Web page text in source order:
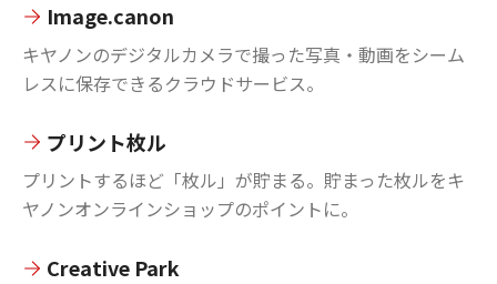
Image.canon
キヤノンのデジタルカメラで撮った写真・動画をシーム
レスに保存できるクラウドサービス。
プリント枚ル
プリントするほど「枚ル」が貯まる。貯まった枚ルをキ
ヤノンオンラインショップのポイントに。
Creative Park